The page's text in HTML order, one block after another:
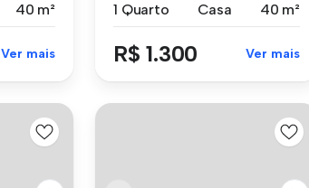
40 m²
Ver mais
1 Quarto
Casa 40 m²
R$ 1.300 Ver mais